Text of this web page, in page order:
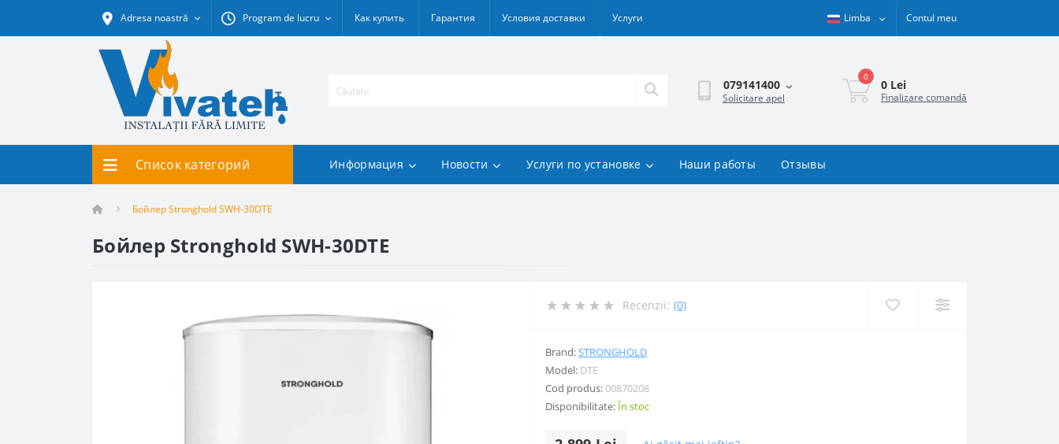
Adresa noastră Program de lucru Как купить Гарантия Условия доставки Услуги Limba Contul meu
079141400
Solicitare apel
0
0 Lei
Finalizare comandă
Список категорий Информация Новости Услуги по установке Наши работы Отзывы
Бойлер Stronghold SWH-30DTE
Бойлер Stronghold SWH-30DTE
Recenzii: (0)
Brand:STRONGHOLD
Model: DTE
Cod produs:00870208
Disponibilitate:În stoc